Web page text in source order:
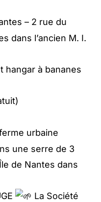
– 2 rue du
dans l’ancien M. I.
hangar à bananes
urbaine
une serre de 3
de Nantes dans
La Société